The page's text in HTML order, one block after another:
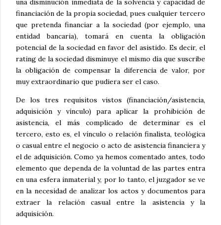
una disminución inmediata de la solvencia y capacidad de
financiación de la propia sociedad, pues cualquier tercero
que pretenda financiar a la sociedad (por ejemplo, una
entidad bancaria), tomará en cuenta la obligación
potencial de la sociedad en favor del asistido. Es decir, el
rating de la sociedad disminuye el mismo día que suscribe
la obligación de compensar la diferencia de valor, por
muy extraordinario que pudiera ser el caso.
De los tres requisitos vistos (financiación/asistencia,
adquisición y vínculo) para aplicar la prohibición de
asistencia, el más complicado de determinar es el
tercero, esto es, el vínculo o relación finalista, teológica
o casual entre el negocio o acto de asistencia financiera y
el de adquisición. Como ya hemos comentado antes, todo
elemento que dependa de la voluntad de las partes entra
en una esfera inmaterial y, por lo tanto, el juzgador se ve
en la necesidad de analizar los actos y documentos para
extraer la relación casual entre la asistencia y la
adquisición.